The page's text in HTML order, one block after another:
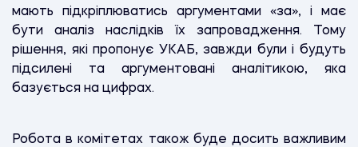
мають підкріплюватись аргументами «за», і має
бути аналіз наслідків їх запровадження. Тому
рішення, які пропонує УКАБ, завжди були і будуть
підсилені та аргументовані аналітикою, яка
базується на цифрах.
Робота в комітетах також буде досить важливим